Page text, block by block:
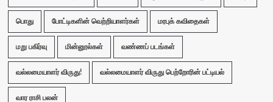
பொது போட்டிகளின் வெற்றியாளர்கள் மரபுக் கவிதைகள்
மறு பகிர்வு மின்னூல்கள் வண்ணப் படங்கள்
வல்லமையாளர் விருது! வல்லமையாளர் விருது பெற்றோரின் பட்டியல்
வார ராசி பலன்